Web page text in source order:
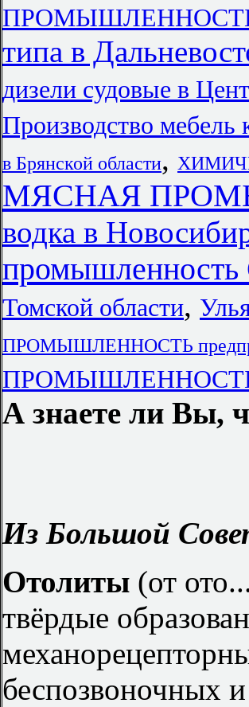
ПРОМЫШЛЕННОСТЬ
типа в
дизели судовые в
Производство мебель
в Брянской области,
МЯСНАЯ
водка в
промышленность
Томской области,
ПРОМЫШЛЕННОСТЬ
ПРОМЫШЛЕННОСТЬ
А знаете ли Вы,
Из Большой
Отолиты (от
твёрдые
беспозвоночных